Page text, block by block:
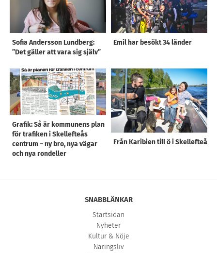
Sofia Andersson Lundberg:
”Det gäller att vara sig själv”
Emil har besökt 34 länder
Grafik: Så är kommunens plan
för trafiken i Skellefteås
centrum – ny bro, nya vägar
och nya rondeller
Från Karibien till ö i Skellefteå
SNABBLÄNKAR
Startsidan
Nyheter
Kultur & Nöje
Näringsliv